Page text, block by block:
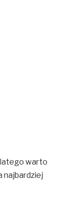
warto
najbardziej